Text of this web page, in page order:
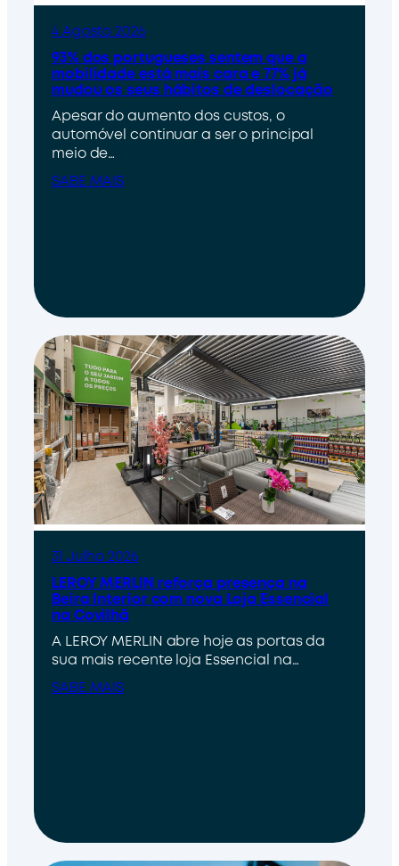
4 Agosto 2026
93% dos portugueses sentem que a
mobilidade está mais cara e 77% já
mudou os seus hábitos de deslocação
Apesar do aumento dos custos, o
automóvel continuar a ser o principal
meio de…
SABE MAIS
31 Julho 2026
LEROY MERLIN reforça presença na
Beira Interior com nova Loja Essencial
na Covilhã
A LEROY MERLIN abre hoje as portas da
sua mais recente loja Essencial na…
SABE MAIS